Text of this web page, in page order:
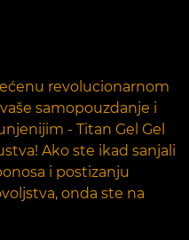
revolucionarnom
samopouzdanje i
- Titan Gel Gel
Ako ste ikad sanjali
i postizanju
onda ste na